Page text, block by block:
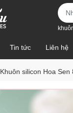
Tin tức Liên hệ
Khuôn silicon Hoa